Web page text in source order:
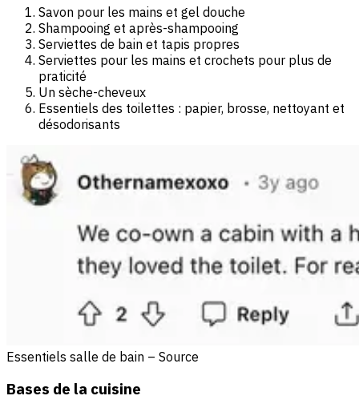
Savon pour les mains et gel douche
Shampooing et après-shampooing
Serviettes de bain et tapis propres
Serviettes pour les mains et crochets pour plus de
praticité
Un sèche-cheveux
Essentiels des toilettes : papier, brosse, nettoyant et
désodorisants
Essentiels salle de bain – Source
Bases de la cuisine